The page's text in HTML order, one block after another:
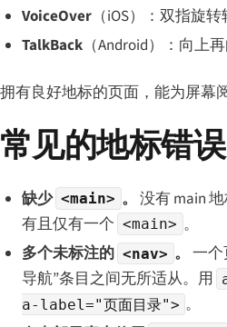
VoiceOver（iOS）：双指旋转
TalkBack（Android）：向上
拥有良好地标的页面，能为屏幕
常见的地标错误
缺少 <main> 。 没有 main
有且仅有一个 <main> 。
多个未标注的 <nav> 。 一
导航”条目之间无所适从。用
a-label="页面目录"> 。